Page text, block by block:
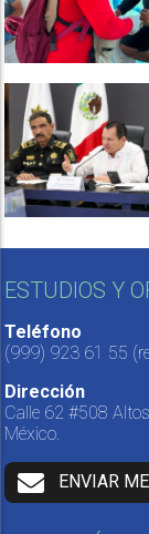
ESTUDIOS Y
Teléfono
(999) 923 61 55
Dirección
Calle 62 #508
México.
ENVIAR